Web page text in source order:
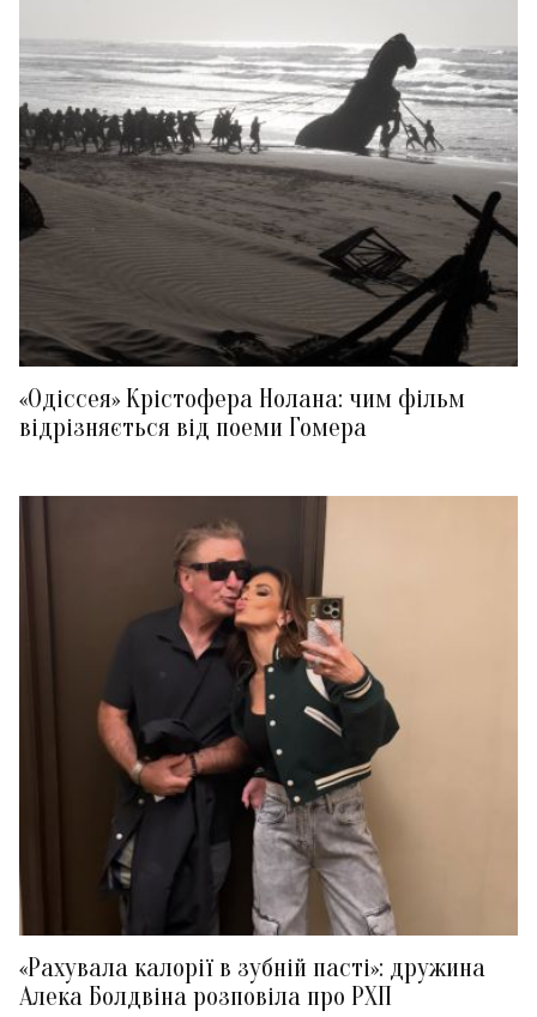
«Одіссея» Крістофера Нолана: чим фільм
відрізняється від поеми Гомера
«Рахувала калорії в зубній пасті»: дружина
Алека Болдвіна розповіла про РХП